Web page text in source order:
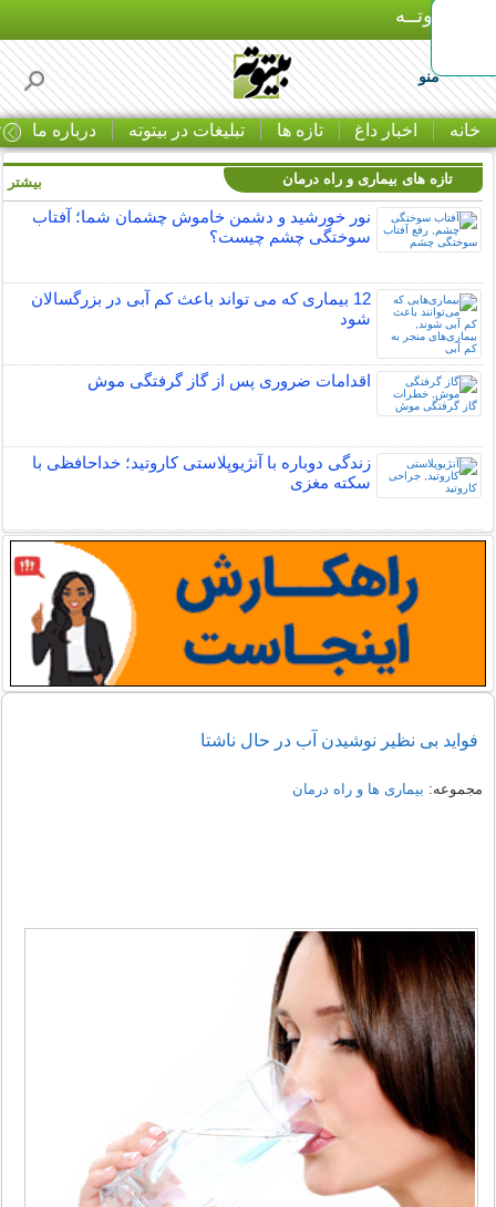
بـیتوتــه
منو
خانه اخبار داغ تازه ها تبلیغات در بیتوته درباره ما
تازه های بیماری و راه درمان
نور خورشید و دشمن خاموش چشمان شما؛ آفتاب
سوختگی چشم چیست؟
12 بیماری که می تواند باعث کم آبی در بزرگسالان
شود
اقدامات ضروری پس از گاز گرفتگی موش
زندگی دوباره با آنژیوپلاستی کاروتید؛ خداحافظی با
سکته مغزی
بیشتر
فواید بی نظیر نوشیدن آب در حال ناشتا
مجموعه: بیماری ها و راه درمان